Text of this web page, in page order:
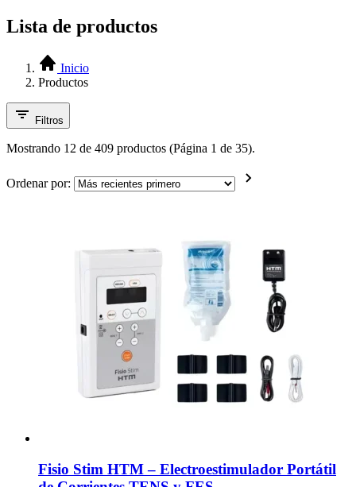
Lista de productos
Inicio
Productos
Filtros
Mostrando 12 de 409 productos (Página 1 de 35).
Ordenar por:
Fisio Stim HTM – Electroestimulador Portátil